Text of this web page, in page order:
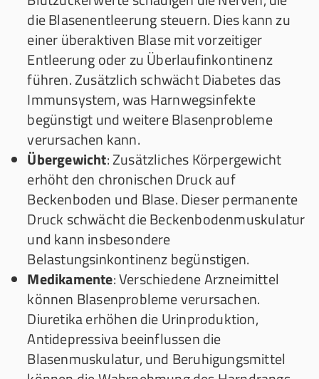
die Blasenentleerung steuern. Dies kann zu
einer überaktiven Blase mit vorzeitiger
Entleerung oder zu Überlaufinkontinenz
führen. Zusätzlich schwächt Diabetes das
Immunsystem, was Harnwegsinfekte
begünstigt und weitere Blasenprobleme
verursachen kann.
Übergewicht: Zusätzliches Körpergewicht
erhöht den chronischen Druck auf
Beckenboden und Blase. Dieser permanente
Druck schwächt die Beckenbodenmuskulatur
und kann insbesondere
Belastungsinkontinenz begünstigen.
Medikamente: Verschiedene Arzneimittel
können Blasenprobleme verursachen.
Diuretika erhöhen die Urinproduktion,
Antidepressiva beeinflussen die
Blasenmuskulatur, und Beruhigungsmittel